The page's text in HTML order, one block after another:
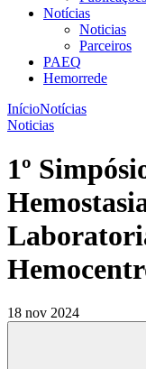
Notícias
Noticias
Parceiros
PAEQ
Hemorrede
InícioNotícias
Noticias
1º
18 nov 2024